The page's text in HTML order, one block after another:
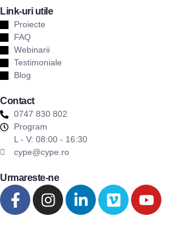
Link-uri utile
Proiecte
FAQ
Webinarii
Testimoniale
Blog
Contact
0747 830 802
Program
L - V: 08:00 - 16:30
cype@cype.ro
Urmareste-ne